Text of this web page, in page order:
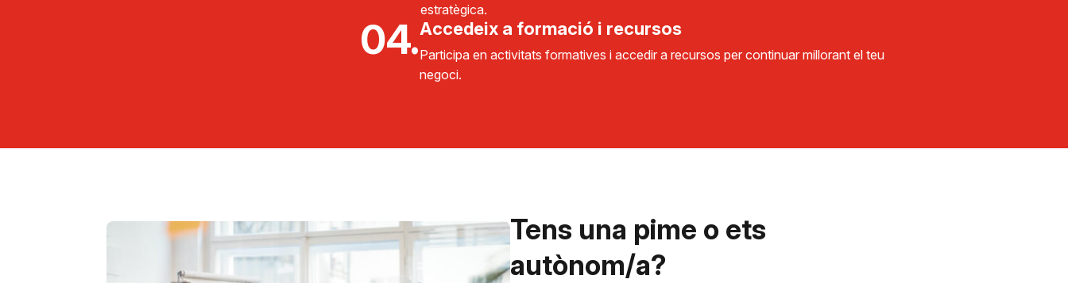
estratègica.
04.Accedeix a formació i recursos
Participa en activitats formatives i accedir a recursos per continuar millorant el teu
negoci.
Tens una pime o ets
autònom/a?